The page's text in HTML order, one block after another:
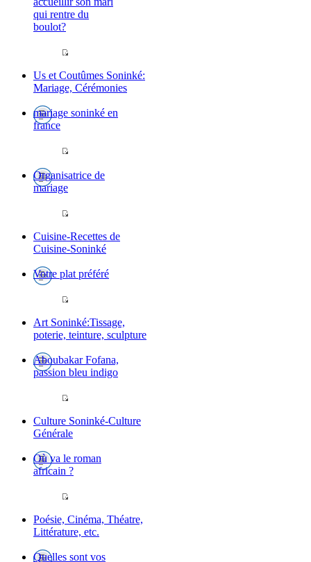
qui rentre du
boulot?
Us et Coutûmes Soninké:
Mariage, Cérémonies
mariage soninké en
france
Organisatrice de
mariage
Cuisine-Recettes de
Cuisine-Soninké
Votre plat préféré
Art Soninké:Tissage,
poterie, teinture, sculpture
Aboubakar Fofana,
passion bleu indigo
Culture Soninké-Culture
Générale
Où va le roman
africain ?
Poésie, Cinéma, Théatre,
Littérature, etc.
Quelles sont vos